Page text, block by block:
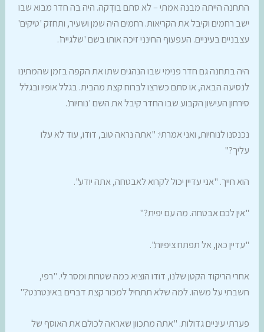
התחנה הייתה מבנה אמתי – לא סתם בוּדְקה. היה בה חדר מבוא שבו
ישב רחמים וקיבל את הקריאות. רחמים היה שמן ושעיר, ותחזק 'טיקים'
עצבניים בעיניים. העפעוף החינני זיכה אותו בשם 'שלגייה'.
היה בתחנה גם חדר פנימי שבו הנהגים שתו את הקפה בזמן שהמתינו
לנסיעה הבאה, או סתם כשרצו לברוח קצת מהבית. בגלל אופיו ובגלל
סירחון העישון הקבוע שבו החדר קיבל את השם 'נוחיות'.
נכנסנו לנוחיות, ואני אמרתי: "אתה נראה טוב, דודו, עוד לא עלו
עליך?"
הוא חייך. "אני עדיין יכול לקרוא לאבטחה, אתה יודע".
"אין לכם אבטחה. מה עם יפית?"
"עדיין כאן, אל תפתח ציפיות".
אחרי הריקוד הקטן שלנו, דודו הוציא כמה שטרות ומסר לי. "רפי,
חשבתי על משהו. למה שלא תתחיל למכור קצת דברים באינטרנט?"
פערתי עיניים גדולות. "אתה מתכוון שאראה לכולם את האוסף של